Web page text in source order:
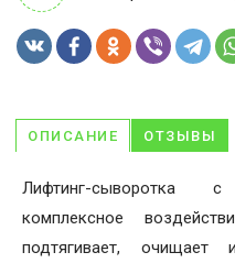
ОПИСАНИЕ ОТЗЫВЫ
Лифтинг-сыворотка
комплексное
подтягивает,